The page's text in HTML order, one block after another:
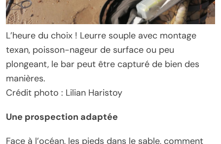
L’heure du choix ! Leurre souple avec montage
texan, poisson-nageur de surface ou peu
plongeant, le bar peut être capturé de bien des
manières.
Crédit photo : Lilian Haristoy
Une prospection adaptée
Face à l’océan, les pieds dans le sable, comment